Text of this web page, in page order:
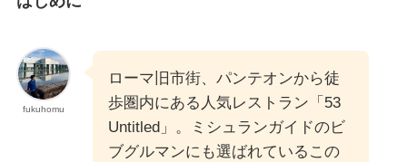
fukuhomu
ローマ旧市街、パンテオンから徒
歩圏内にある人気レストラン「53
Untitled」。ミシュランガイドのビ
ブグルマンにも選ばれているこの